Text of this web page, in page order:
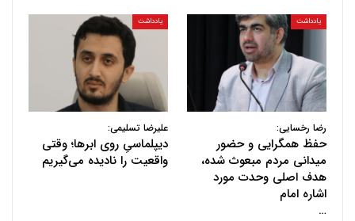
یادداشت
رضا رخسایی:
حفظ همگرایی و حضور
میدانی مردم مبعوث شده،
هدف اصلی وحدت مورد
اشاره امام
…
یادداشت
علیرضا تسلیمی:
دیپلماسیِ روی ابرها؛ وقتی
واقعیت را نادیده می‌گیریم